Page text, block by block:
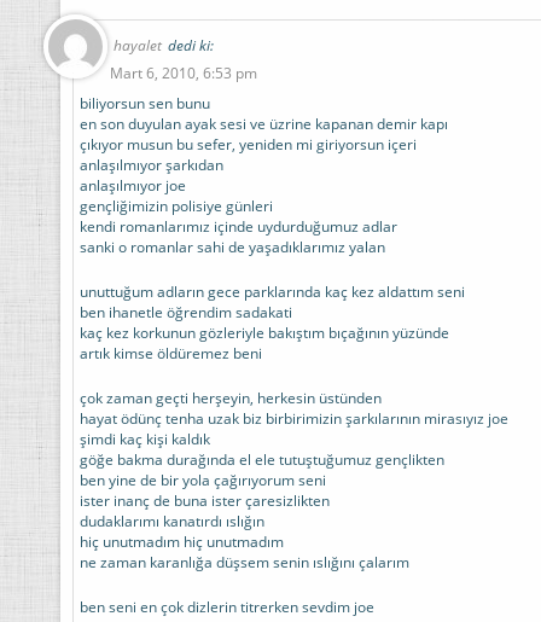
hayalet dedi ki:
Mart 6, 2010, 6:53 pm
biliyorsun sen bunu
en son duyulan ayak sesi ve üzrine kapanan demir kapı
çıkıyor musun bu sefer, yeniden mi giriyorsun içeri
anlaşılmıyor şarkıdan
anlaşılmıyor joe
gençliğimizin polisiye günleri
kendi romanlarımız içinde uydurduğumuz adlar
sanki o romanlar sahi de yaşadıklarımız yalan
unuttuğum adların gece parklarında kaç kez aldattım seni
ben ihanetle öğrendim sadakati
kaç kez korkunun gözleriyle bakıştım bıçağının yüzünde
artık kimse öldüremez beni
çok zaman geçti herşeyin, herkesin üstünden
hayat ödünç tenha uzak biz birbirimizin şarkılarının mirasıyız joe
şimdi kaç kişi kaldık
göğe bakma durağında el ele tutuştuğumuz gençlikten
ben yine de bir yola çağırıyorum seni
ister inanç de buna ister çaresizlikten
dudaklarımı kanatırdı ıslığın
hiç unutmadım hiç unutmadım
ne zaman karanlığa düşsem senin ıslığını çalarım
ben seni en çok dizlerin titrerken sevdim joe